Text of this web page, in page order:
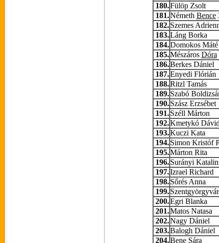
180.Fülöp Zsolt
181.Németh Bence
182. Szemes
183.Láng Borka
184.Domokos Máté
185.Mészáros Dóra
186.Berkes Dániel
187.Enyedi Flórián
188.Ritzl Tamás
189. Szabó
190. Szász Erzsébet
191. Széll Márton
192.Kmetykó
193.Kuczi Kata
194. Simon Kristóf
195.Márton Rita
196. Surányi Katalin
197.Izrael Richard
198. Sőrés Anna
199.
200.Egri Blanka
201.Matos Natasa
202.Nagy Dániel
203.Balogh Dániel
204.Bene Sára